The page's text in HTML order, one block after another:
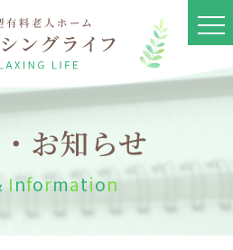
お知らせ
Information